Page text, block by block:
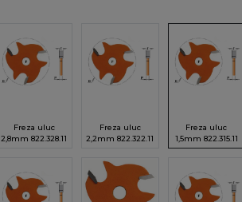
Freza uluc
2,8mm 822.328.11
Freza uluc
2,2mm 822.322.11
Freza uluc
1,5mm 822.315.11